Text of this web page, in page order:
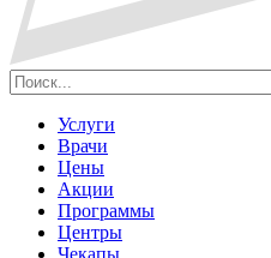
Услуги
Врачи
Цены
Акции
Программы
Центры